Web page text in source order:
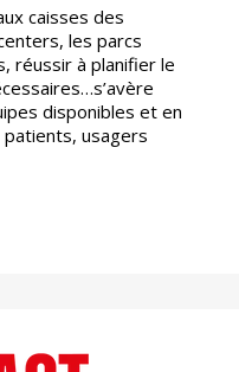
caisses des
les parcs
réussir à planifier le
disponibles et en
usagers